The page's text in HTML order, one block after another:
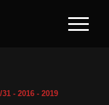
31 - 2016 - 2019